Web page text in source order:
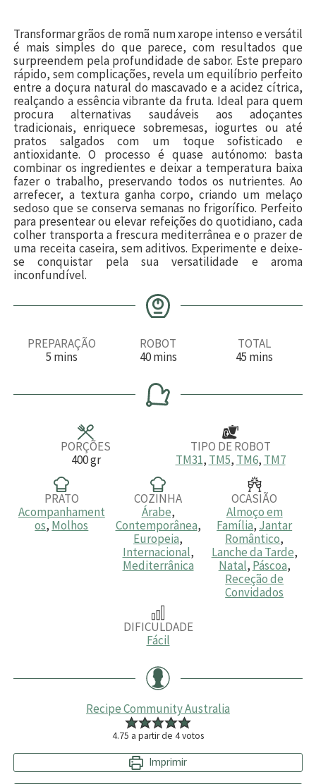
Transformar grãos de romã num xarope intenso e versátil
é mais simples do que parece, com resultados que
surpreendem pela profundidade de sabor. Este preparo
rápido, sem complicações, revela um equilíbrio perfeito
entre a doçura natural do mascavado e a acidez cítrica,
realçando a essência vibrante da fruta. Ideal para quem
procura alternativas saudáveis aos adoçantes
tradicionais, enriquece sobremesas, iogurtes ou até
pratos salgados com um toque sofisticado e
antioxidante. O processo é quase autónomo: basta
combinar os ingredientes e deixar a temperatura baixa
fazer o trabalho, preservando todos os nutrientes. Ao
arrefecer, a textura ganha corpo, criando um melaço
sedoso que se conserva semanas no frigorífico. Perfeito
para presentear ou elevar refeições do quotidiano, cada
colher transporta a frescura mediterrânea e o prazer de
uma receita caseira, sem aditivos. Experimente e deixe-
se conquistar pela sua versatilidade e aroma
inconfundível.
PREPARAÇÃO
5m
u
mins
ROBOT
40m
n
u
t
mins
TOTAL
45 m
u
mins
PORÇÕES
400gr
TIPO DE ROBOT
TM31, TM5, TM6, TM7
PRATO
Acompanhament
os, Molhos
COZINHA
Árabe,
Contemporânea,
Europeia,
Internacional,
Mediterrânica
OCASIÃO
Almoço em
Família, Jantar
Romântico,
Lanche da Tarde,
Natal, Páscoa,
Receção de
Convidados
DIFICULDADE
Fácil
Recipe Community Australia
4.75 a partir de 4votos
Imprimir